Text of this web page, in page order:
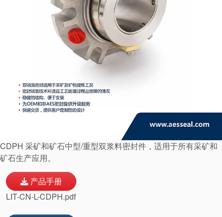
认证和标准
联系我们
地点
可持续发展
CDPH 采矿和矿石中型/重型双浆料密封件，适用于所有采矿和
矿石生产应用。
产品手册
LIT-CN-L-CDPH.pdf